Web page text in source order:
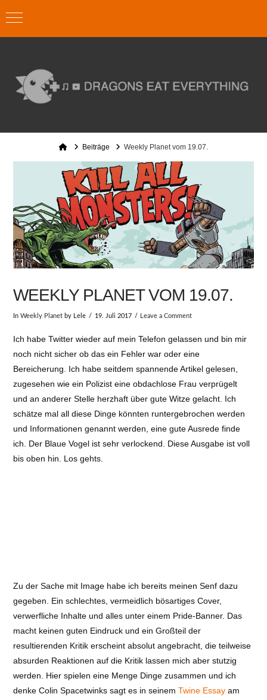
HomeBeiträge Weekly Planet vom 19.07.
WEEKLY PLANET VOM 19.07.
InWeekly Planet by Lele 19. Juli 2017 Leave a Comment
Ich habe Twitter wieder auf mein Telefon gelassen und bin mir
noch nicht sicher ob das ein Fehler war oder eine
Bereicherung. Ich habe seitdem spannende Artikel gelesen,
zugesehen wie ein Polizist eine obdachlose Frau verprügelt
und an anderer Stelle herzhaft über gute Witze gelacht. Ich
schätze mal all diese Dinge könnten runtergebrochen werden
und Informationen genannt werden, eine gute Ausrede finde
ich. Der Blaue Vogel ist sehr verlockend. Diese Ausgabe ist voll
bis oben hin. Los gehts.
Zu der Sache mit Image habe ich bereits meinen Senf dazu
gegeben. Ein schlechtes, vermeidlich bösartiges Cover,
verwerfliche Inhalte und alles unter einem Pride-Banner. Das
macht keinen guten Eindruck und ein Großteil der
resultierenden Kritik erscheint absolut angebracht, die teilweise
absurden Reaktionen auf die Kritik lassen mich aber stutzig
werden. Hier spielen eine Menge Dinge zusammen und ich
denke Colin Spacetwinks sagt es in seinemTwine Essay am